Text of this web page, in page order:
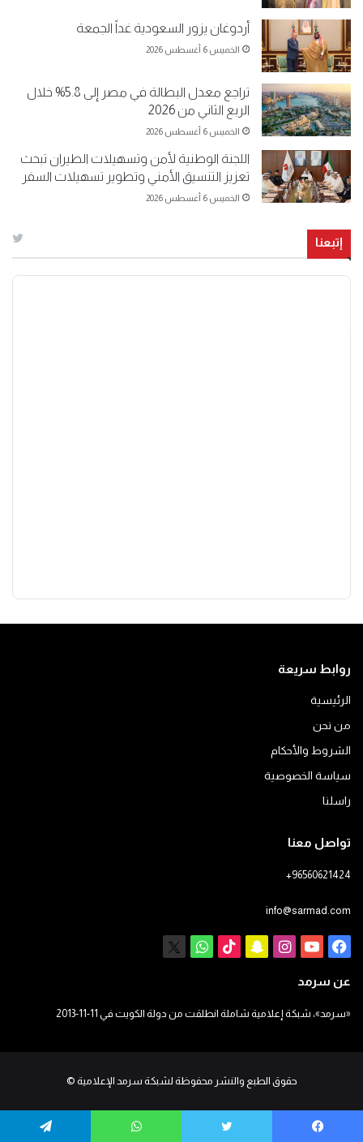
أردوغان يزور السعودية غداً الجمعة
الخميس 6 أغسطس 2026
تراجع معدل البطالة في مصر إلى 5.8% خلال
الربع الثاني من 2026
الخميس 6 أغسطس 2026
اللجنة الوطنية لأمن وتسهيلات الطيران تبحث
تعزيز التنسيق الأمني وتطوير تسهيلات السفر
الخميس 6 أغسطس 2026
إتبعنا
روابط سريعة
الرئيسية
من نحن
الشروط والأحكام
سياسة الخصوصية
راسلنا
تواصل معنا
+96560621424
info@sarmad.com
فيسبوكيوتيوبانستقرام
سناب ‫TikTokواتساب
عن سرمد
«سرمد»، شبكة إعلامية شاملة انطلقت من دولة الكويت في 11-11-2013
حقوق الطبع والنشر محفوظة لشبكة سرمد الإعلامية ©